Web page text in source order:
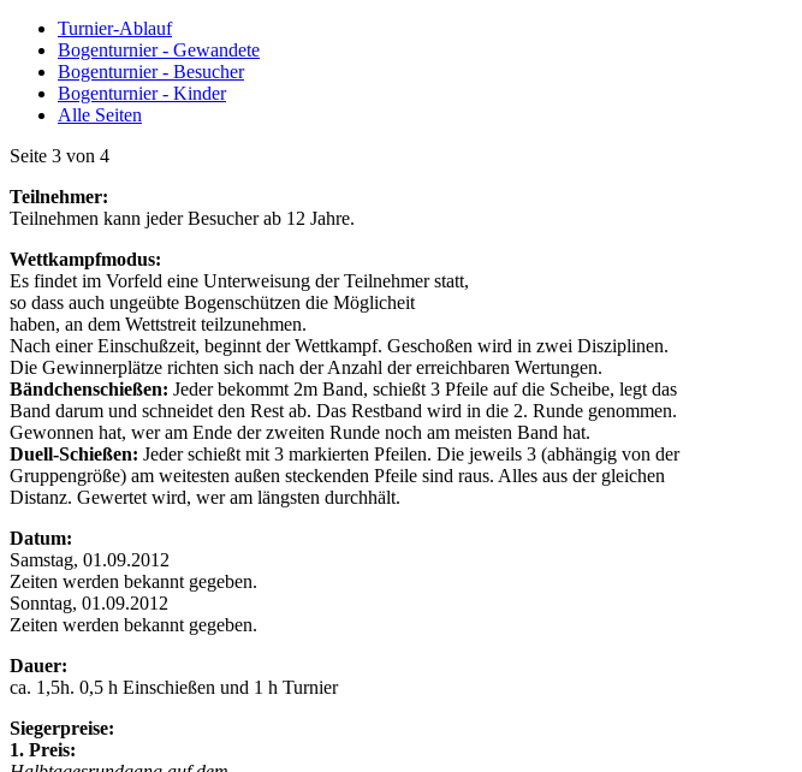
Turnier-Ablauf
Bogenturnier - Gewandete
Bogenturnier - Besucher
Bogenturnier - Kinder
Alle Seiten
Seite 3 von 4
Teilnehmer:
Teilnehmen kann jeder Besucher ab 12 Jahre.
Wettkampfmodus:
Es findet im Vorfeld eine Unterweisung der Teilnehmer statt,
so dass auch ungeübte Bogenschützen die Möglicheit
haben, an dem Wettstreit teilzunehmen.
Nach einer Einschußzeit, beginnt der Wettkampf. Geschoßen wird in zwei Disziplinen.
Die Gewinnerplätze richten sich nach der Anzahl der erreichbaren Wertungen.
Bändchenschießen: Jeder bekommt 2m Band, schießt 3 Pfeile auf die Scheibe, legt das
Band darum und schneidet den Rest ab. Das Restband wird in die 2. Runde genommen.
Gewonnen hat, wer am Ende der zweiten Runde noch am meisten Band hat.
Duell-Schießen: Jeder schießt mit 3 markierten Pfeilen. Die jeweils 3 (abhängig von der
Gruppengröße) am weitesten außen steckenden Pfeile sind raus. Alles aus der gleichen
Distanz. Gewertet wird, wer am längsten durchhält.
Datum:
Samstag, 01.09.2012
Zeiten werden bekannt gegeben.
Sonntag, 01.09.2012
Zeiten werden bekannt gegeben.
Dauer:
ca. 1,5h. 0,5 h Einschießen und 1 h Turnier
Siegerpreise:
1. Preis: